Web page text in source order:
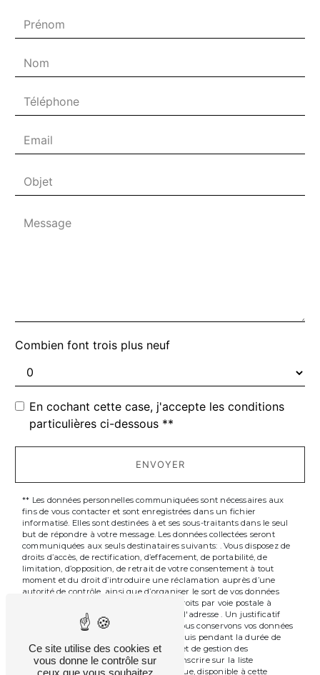
Combien font trois plus neuf
En cochant cette case, j'accepte les conditions
particulières ci-dessous **
ENVOYER
** Les données personnelles communiquées sont nécessaires aux
fins de vous contacter et sont enregistrées dans un fichier
informatisé. Elles sont destinées à et ses sous-traitants dans le seul
but de répondre à votre message. Les données collectées seront
communiquées aux seuls destinataires suivants: . Vous disposez de
droits d’accès, de rectification, d’effacement, de portabilité, de
limitation, d’opposition, de retrait de votre consentement à tout
moment et du droit d’introduire une réclamation auprès d’une
autorité de contrôle, ainsi que d’organiser le sort de vos données
post-mortem. Vous pouvez exercer ces droits par voie postale à
l'adresse ou par courrier électronique à l'adresse . Un justificatif
d'identité pourra vous être demandé. Nous conservons vos données
pendant la période de prise de contact puis pendant la durée de
prescription légale aux fins probatoires et de gestion des
contentieux. Vous avez le droit de vous inscrire sur la liste
d'opposition au démarchage téléphonique, disponible à cette
Ce site utilise des cookies et
vous donne le contrôle sur
ceux que vous souhaitez